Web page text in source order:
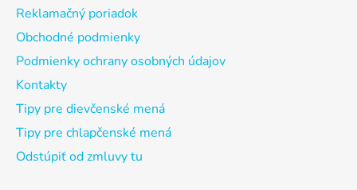
Reklamačný poriadok
Obchodné podmienky
Podmienky ochrany osobných údajov
Kontakty
Tipy pre dievčenské mená
Tipy pre chlapčenské mená
Odstúpiť od zmluvy tu